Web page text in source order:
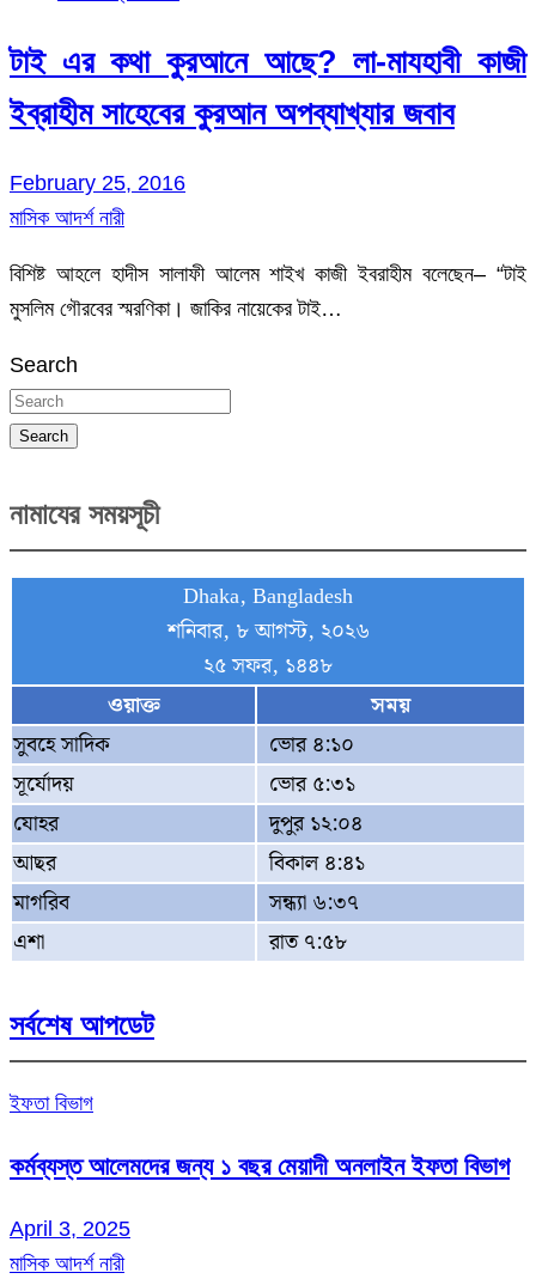
টাই এর কথা কুরআনে আছে? লা-মাযহাবী কাজী
ইব্রাহীম সাহেবের কুরআন অপব্যাখ্যার জবাব
February 25, 2016
মাসিক আদর্শ নারী
বিশিষ্ট আহলে হাদীস সালাফী আলেম শাইখ কাজী ইবরাহীম বলেছেন– “টাই
মুসলিম গৌরবের স্মরণিকা। জাকির নায়েকের টাই…
Search
Search
নামাযের সময়সূচী
Dhaka, Bangladesh
শনিবার, ৮ আগস্ট, ২০২৬
২৫ সফর, ১৪৪৮
ওয়াক্ত
সময়
সুবহে সাদিক
ভোর ৪:১০
সূর্যোদয়
ভোর ৫:৩১
যোহর
দুপুর ১২:০৪
আছর
বিকাল ৪:৪১
মাগরিব
সন্ধ্যা ৬:৩৭
এশা
রাত ৭:৫৮
সর্বশেষ আপডেট
ইফতা বিভাগ
কর্মব্যস্ত আলেমদের জন্য ১ বছর মেয়াদী অনলাইন ইফতা বিভাগ
April 3, 2025
মাসিক আদর্শ নারী